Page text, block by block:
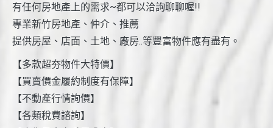
有任何房地產上的需求~都可以洽詢聊聊喔!!
專業新竹房地產、仲介、推薦
提供房屋、店面、土地、廠房..等豐富物件應有盡有。
【多款超夯物件大特價】
【買賣價金履約制度有保障】
【不動產行情詢價】
【各類稅費諮詢】